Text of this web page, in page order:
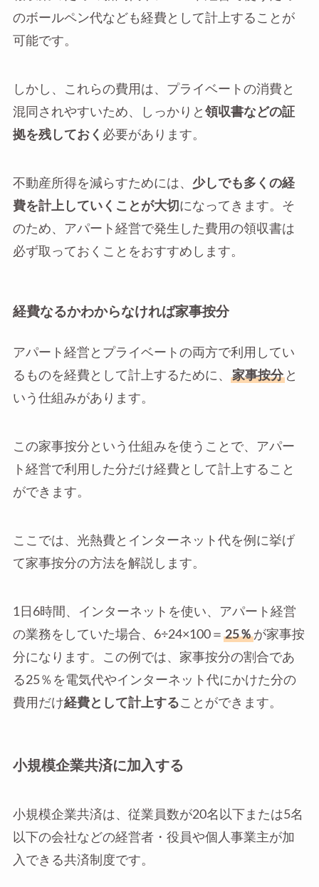
のボールペン代なども経費として計上することが
可能です。
しかし、これらの費用は、プライベートの消費と
混同されやすいため、しっかりと 領収書などの証
拠を残しておく 必要があります。
不動産所得を減らすためには、 少しでも多くの経
費を計上していくことが大切 になってきます。そ
のため、アパート経営で発生した費用の領収書は
必ず取っておくことをおすすめします。
経費なるかわからなければ家事按分
アパート経営とプライベートの両方で利用してい
るものを経費として計上するために、
家事按分と
いう仕組みがあります。
この家事按分という仕組みを使うことで、アパー
ト経営で利用した分だけ経費として計上すること
ができます。
ここでは、光熱費とインターネット代を例に挙げ
て家事按分の方法を解説します。
1日6時間、インターネットを使い、アパート経営
の業務をしていた場合、6÷24×100＝ 25％が家事按
分になります。この例では、家事按分の割合であ
る25％を電気代やインターネット代にかけた分の
費用だけ経費として計上することができます。
小規模企業共済に加入する
小規模企業共済は、従業員数が20名以下または5名
以下の会社などの経営者・役員や個人事業主が加
入できる共済制度です。